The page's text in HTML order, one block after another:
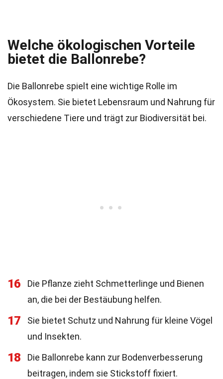
Welche ökologischen Vorteile
bietet die Ballonrebe?
Die Ballonrebe spielt eine wichtige Rolle im
Ökosystem. Sie bietet Lebensraum und Nahrung für
verschiedene Tiere und trägt zur Biodiversität bei.
16
Die Pflanze zieht Schmetterlinge und Bienen
an, die bei der Bestäubung helfen.
17
Sie bietet Schutz und Nahrung für kleine Vögel
und Insekten.
18
Die Ballonrebe kann zur Bodenverbesserung
beitragen, indem sie Stickstoff fixiert.